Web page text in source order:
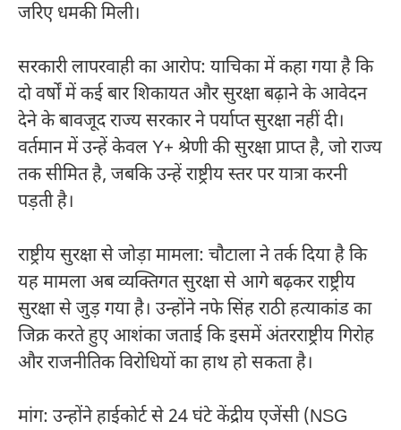
जरिए धमकी मिली।
सरकारी लापरवाही का आरोप: याचिका में कहा गया है कि
दो वर्षों में कई बार शिकायत और सुरक्षा बढ़ाने के आवेदन
देने के बावजूद राज्य सरकार ने पर्याप्त सुरक्षा नहीं दी।
वर्तमान में उन्हें केवल Y+ श्रेणी की सुरक्षा प्राप्त है, जो राज्य
तक सीमित है, जबकि उन्हें राष्ट्रीय स्तर पर यात्रा करनी
पड़ती है।
राष्ट्रीय सुरक्षा से जोड़ा मामला: चौटाला ने तर्क दिया है कि
यह मामला अब व्यक्तिगत सुरक्षा से आगे बढ़कर राष्ट्रीय
सुरक्षा से जुड़ गया है। उन्होंने नफे सिंह राठी हत्याकांड का
जिक्र करते हुए आशंका जताई कि इसमें अंतरराष्ट्रीय गिरोह
और राजनीतिक विरोधियों का हाथ हो सकता है।
मांग: उन्होंने हाईकोर्ट से 24 घंटे केंद्रीय एजेंसी (NSG